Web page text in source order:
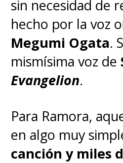
sin necesidad de
hecho por la voz
Megumi Ogata.
mismísima voz de
Evangelion.
Para Ramora,
en algo muy
canción y miles